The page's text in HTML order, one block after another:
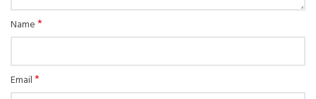
Name*
Email*